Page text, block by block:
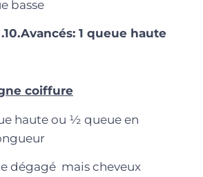
basse
.10.Avancés: 1 queue haute
coiffure
haute ou ½ queue en
dégagé mais cheveux